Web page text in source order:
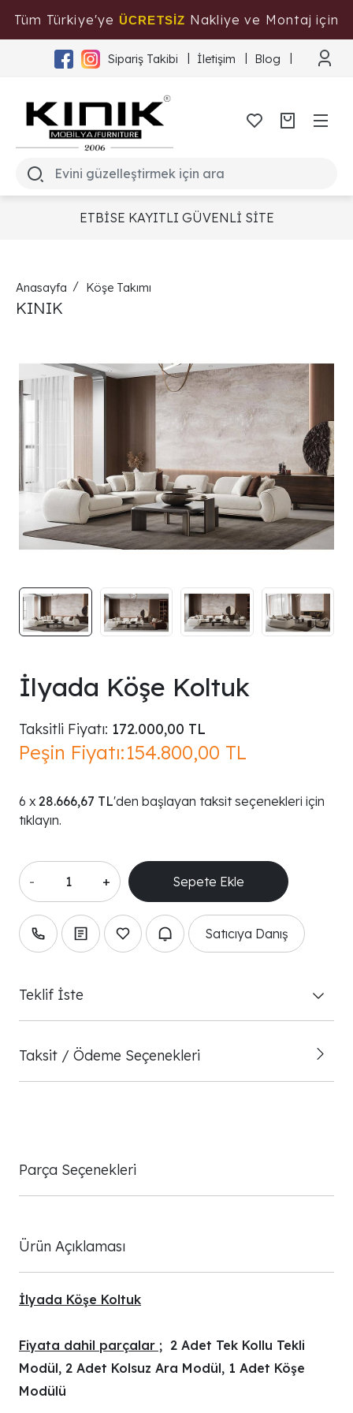
Tüm Türkiye'ye ÜCRETSİZ Nakliye ve Montaj için
Tıklayınız
Sipariş Takibi İletişim Blog
ETBİSE KAYITLI GÜVENLİ SİTE
Anasayfa Köşe Takımı
KINIK
İlyada Köşe Koltuk
Taksitli Fiyatı: 172.000,00 TL
Peşin Fiyatı:154.800,00 TL
28.666,67 TL'den başlayan taksit seçenekleri için
tıklayın.
- +
Satıcıya Danış
Teklif İste
Taksit / Ödeme Seçenekleri
Parça Seçenekleri
Ürün Açıklaması
İlyada Köşe Koltuk
Fiyata dahil parçalar ; 2 Adet Tek Kollu Tekli
Modül, 2 Adet Kolsuz Ara Modül, 1 Adet Köşe
Modülü